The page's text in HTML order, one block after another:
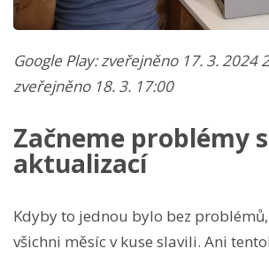
Google Play: zveřejněno 17. 3. 2024
zveřejněno 18. 3. 17:00
Začneme problémy s
aktualizací
Kdyby to jednou bylo bez
všichni měsíc v kuse slavili. Ani